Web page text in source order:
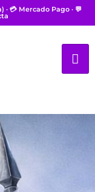
💳 Mercado Pago · 💬